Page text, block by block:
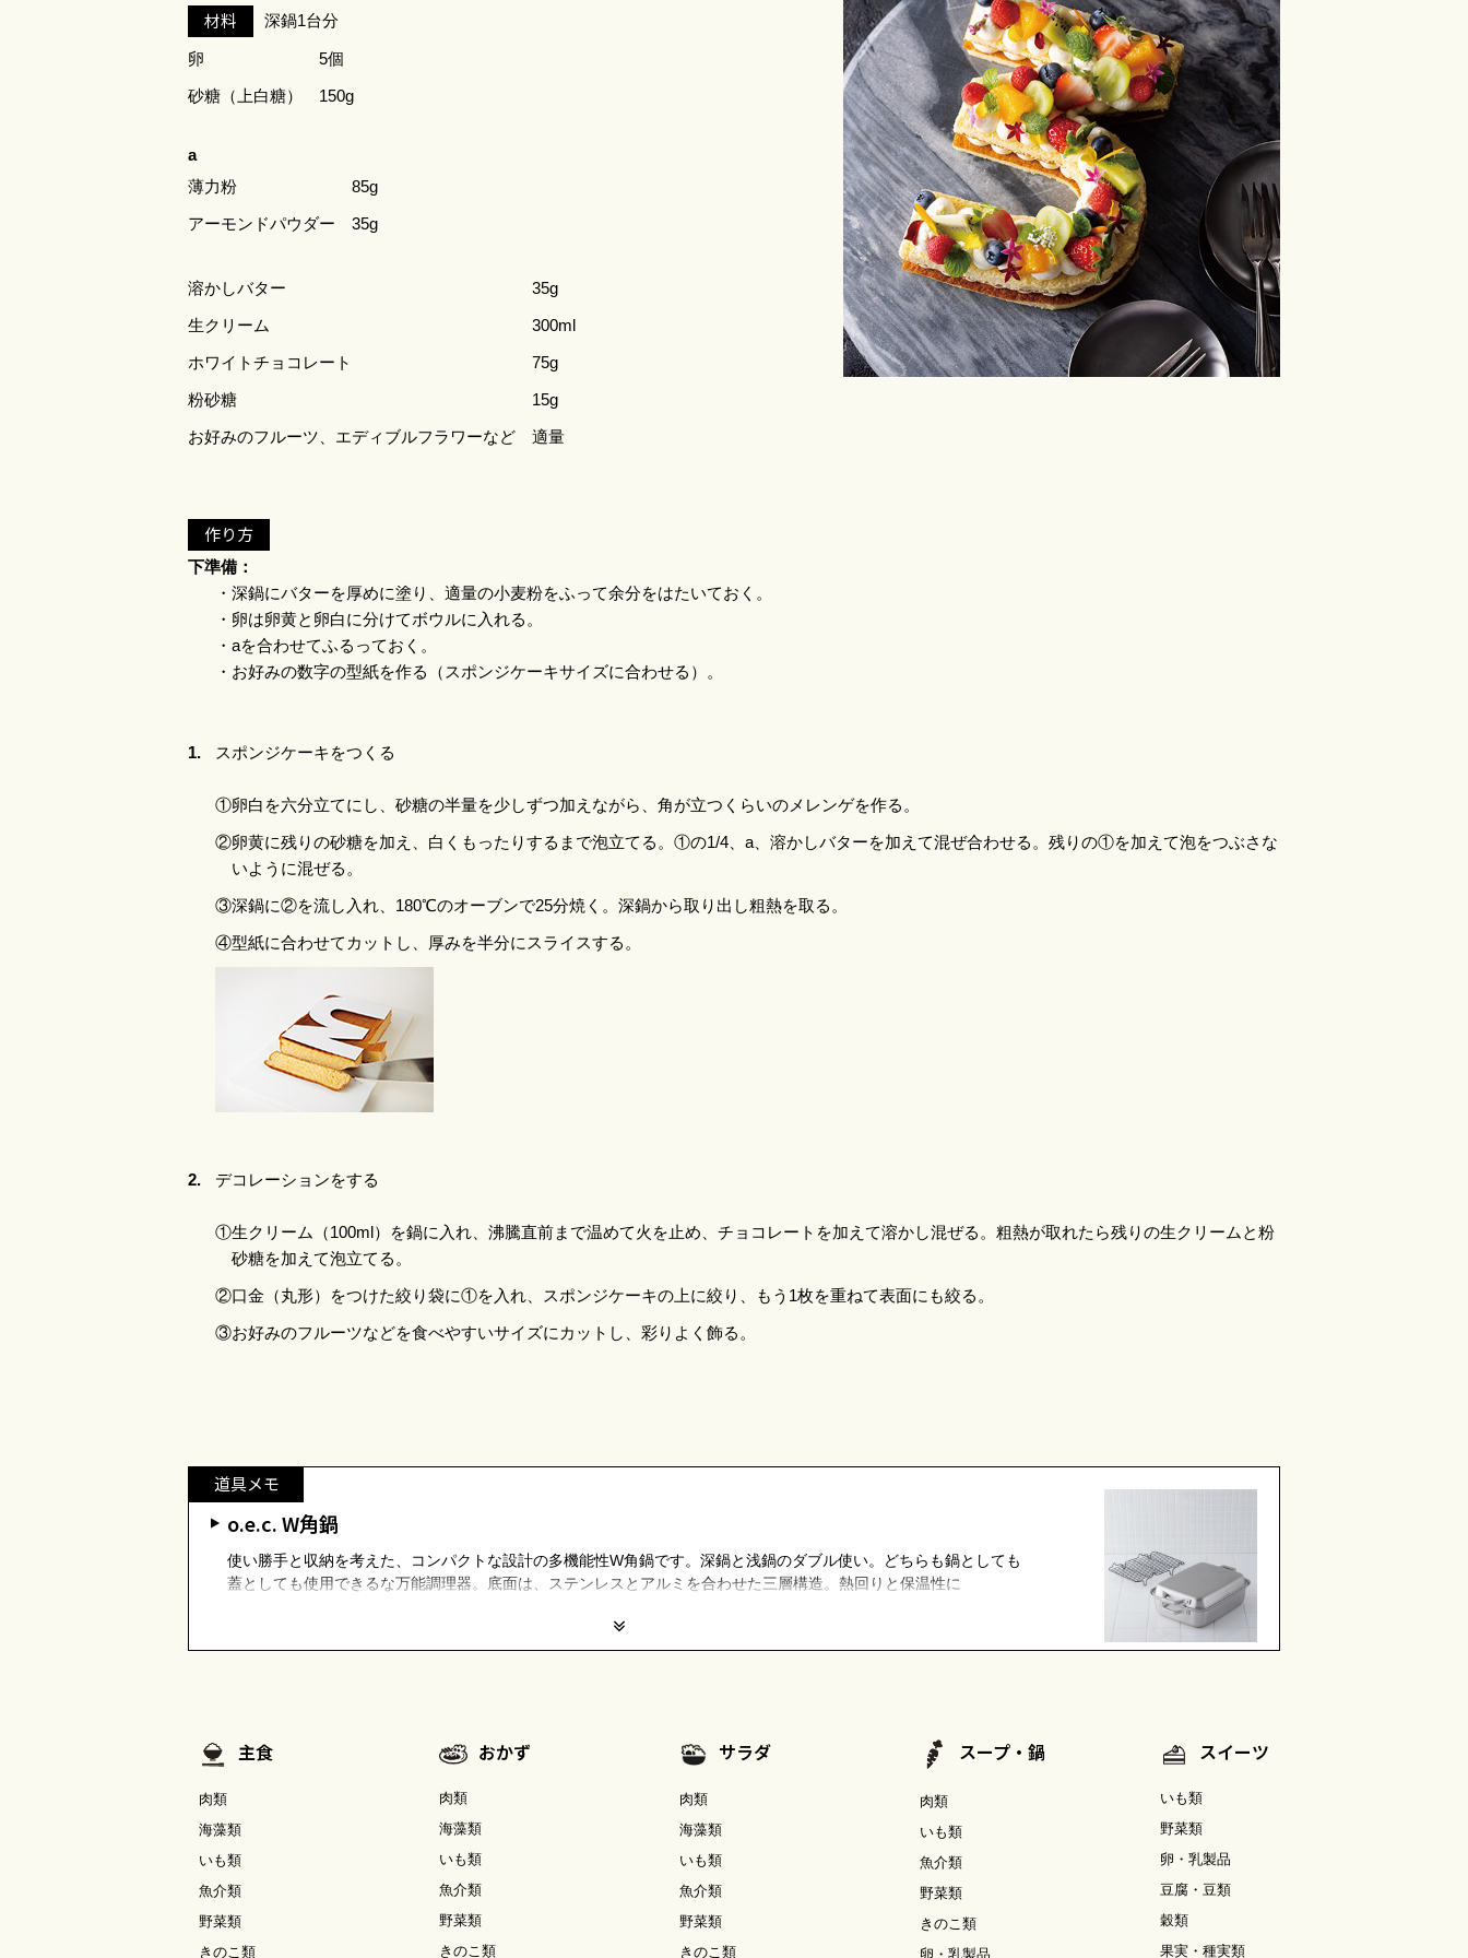
材料 深鍋1台分
卵
5個
砂糖（上白糖）
150g
a
薄力粉
85g
アーモンドパウダー
35g
溶かしバター
35g
生クリーム
300ml
ホワイトチョコレート
75g
粉砂糖
15g
お好みのフルーツ、エディブルフラワーなど
適量
作り方
下準備：
・深鍋にバターを厚めに塗り、適量の小麦粉をふって余分をはたいておく。
・卵は卵黄と卵白に分けてボウルに入れる。
・aを合わせてふるっておく。
・お好みの数字の型紙を作る（スポンジケーキサイズに合わせる）。
1. スポンジケーキをつくる
①卵白を六分立てにし、砂糖の半量を少しずつ加えながら、角が立つくらいのメレンゲを作る。
②卵黄に残りの砂糖を加え、白くもったりするまで泡立てる。①の1/4、a、溶かしバターを加えて混ぜ合わせる。残りの①を加えて泡をつぶさな
いように混ぜる。
③深鍋に②を流し入れ、180℃のオーブンで25分焼く。深鍋から取り出し粗熱を取る。
④型紙に合わせてカットし、厚みを半分にスライスする。
2. デコレーションをする
①生クリーム（100ml）を鍋に入れ、沸騰直前まで温めて火を止め、チョコレートを加えて溶かし混ぜる。粗熱が取れたら残りの生クリームと粉
砂糖を加えて泡立てる。
②口金（丸形）をつけた絞り袋に①を入れ、スポンジケーキの上に絞り、もう1枚を重ねて表面にも絞る。
③お好みのフルーツなどを食べやすいサイズにカットし、彩りよく飾る。
道具メモ
o.e.c. W角鍋
使い勝手と収納を考えた、コンパクトな設計の多機能性W角鍋です。深鍋と浅鍋のダブル使い。どちらも鍋としても
蓋としても使用できるな万能調理器。底面は、ステンレスとアルミを合わせた三層構造。熱回りと保温性に
主食
肉類
海藻類
いも類
魚介類
野菜類
きのこ類
おかず
肉類
海藻類
いも類
魚介類
野菜類
きのこ類
サラダ
肉類
海藻類
いも類
魚介類
野菜類
きのこ類
スープ・鍋
肉類
いも類
魚介類
野菜類
きのこ類
卵・乳製品
スイーツ
いも類
野菜類
卵・乳製品
豆腐・豆類
穀類
果実・種実類